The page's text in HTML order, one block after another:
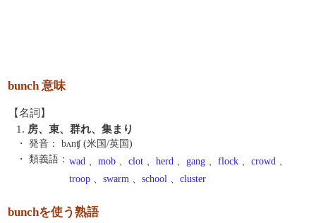
bunch 意味
【名詞】
1. 房、束、群れ、集まり
・ 発音：
bʌnʧ (米国/英国)
・ 類義語： wad 、 mob 、 clot 、 herd 、 gang 、 flock 、 crowd 、
troop 、 swarm 、 school 、 cluster
bunchを使う熟語